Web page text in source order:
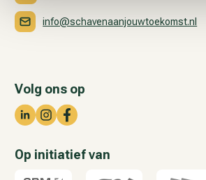
info@schavenaanjouwtoekomst.nl
Volg ons op
Op initiatief van